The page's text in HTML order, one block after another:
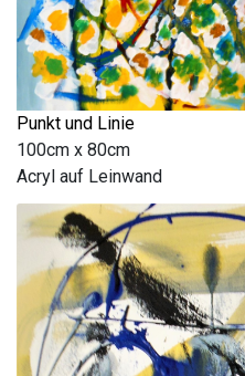
Punkt und Linie
100cm x 80cm
Acryl auf Leinwand